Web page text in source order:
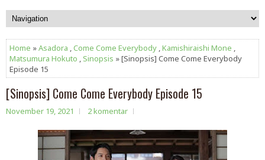
Home »Asadora ,Come Come Everybody ,Kamishiraishi Mone ,
Matsumura Hokuto , Sinopsis » [Sinopsis] Come Come Everybody
Episode 15
[Sinopsis] Come Come Everybody Episode 15
November 19, 2021 2 komentar